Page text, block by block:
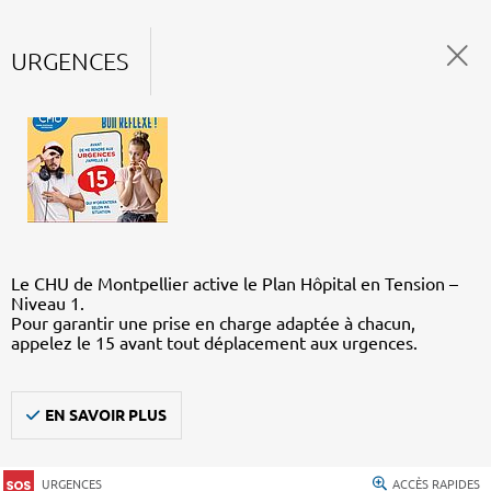
URGENCES
Le CHU de Montpellier active le Plan Hôpital en Tension –
Niveau 1.
Pour garantir une prise en charge adaptée à chacun,
appelez le 15 avant tout déplacement aux urgences.
EN SAVOIR PLUS
URGENCES ACCÈS RAPIDES